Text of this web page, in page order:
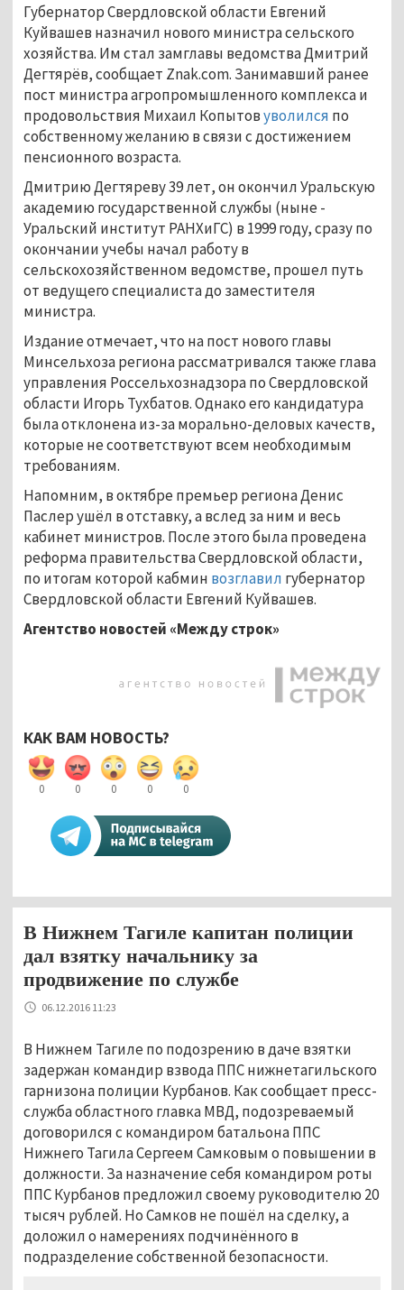
Губернатор Свердловской области Евгений
Куйвашев назначил нового министра сельского
хозяйства. Им стал замглавы ведомства Дмитрий
Дегтярёв, сообщает Znak.com. Занимавший ранее
пост министра агропромышленного комплекса и
продовольствия Михаил Копытовуволился по
собственному желанию в связи с достижением
пенсионного возраста.
Дмитрию Дегтяреву 39 лет, он окончил Уральскую
академию государственной службы (ныне -
Уральский институт РАНХиГС) в 1999 году, сразу по
окончании учебы начал работу в
сельскохозяйственном ведомстве, прошел путь
от ведущего специалиста до заместителя
министра.
Издание отмечает, что на пост нового главы
Минсельхоза региона рассматривался также глава
управления Россельхознадзора по Свердловской
области Игорь Тухбатов. Однако его кандидатура
была отклонена из-за морально-деловых качеств,
которые не соответствуют всем необходимым
требованиям.
Напомним, в октябре премьер региона Денис
Паслер ушёл в отставку, а вслед за ним и весь
кабинет министров. После этого была проведена
реформа правительства Свердловской области,
по итогам которой кабмин возглавил губернатор
Свердловской области Евгений Куйвашев.
Агентство новостей «Между строк»
КАК ВАМ НОВОСТЬ?
0 0 0 0 0
В Нижнем Тагиле капитан полиции
дал взятку начальнику за
продвижение по службе
06.12.2016 11:23
В Нижнем Тагиле по подозрению в даче взятки
задержан командир взвода ППС нижнетагильского
гарнизона полиции Курбанов. Как сообщает пресс-
служба областного главка МВД, подозреваемый
договорился с командиром батальона ППС
Нижнего Тагила Сергеем Самковым о повышении в
должности. За назначение себя командиром роты
ППС Курбанов предложил своему руководителю 20
тысяч рублей. Но Самков не пошёл на сделку, а
доложил о намерениях подчинённого в
подразделение собственной безопасности.